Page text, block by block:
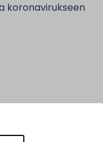
koronavirukseen